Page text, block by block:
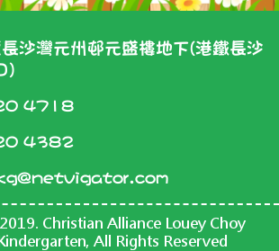
沙灣元州邨元盛樓地下(港鐵長沙
)
4718
4382
Christian Alliance Louey Choy
All Rights Reserved